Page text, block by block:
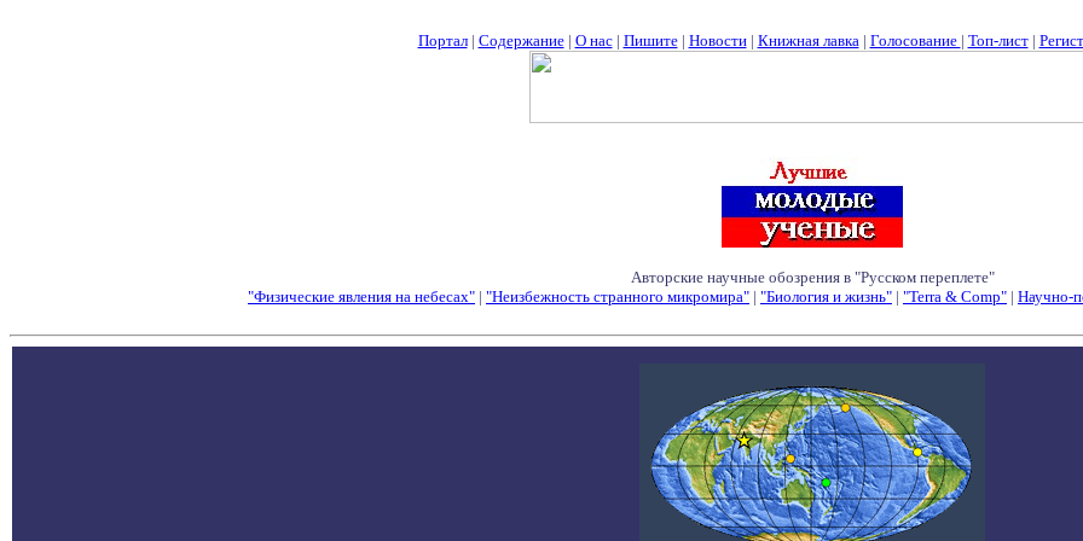
Портал| Содержание| О нас| Пишите| Новости| Книжная лавка| Голосование | Топ-лист|
Авторские научные обозрения в "Русском переплете"
"Физические явления на небесах" | "Неизбежность странного микромира" | "Биология и жизнь" | "Terra & Comp" | Научно-